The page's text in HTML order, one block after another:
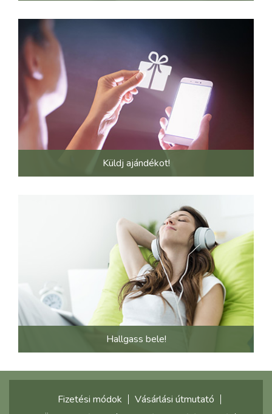
Küldj ajándékot!
Hallgass bele!
Fizetési módok
Vásárlási útmutató